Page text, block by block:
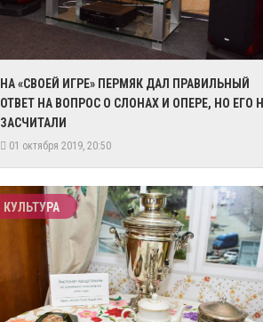
НА «СВОЕЙ ИГРЕ» ПЕРМЯК ДАЛ ПРАВИЛЬНЫЙ
ОТВЕТ НА ВОПРОС О СЛОНАХ И ОПЕРЕ, НО ЕГО
ЗАСЧИТАЛИ
01 октября 2019, 20:50
КУЛЬТУРА